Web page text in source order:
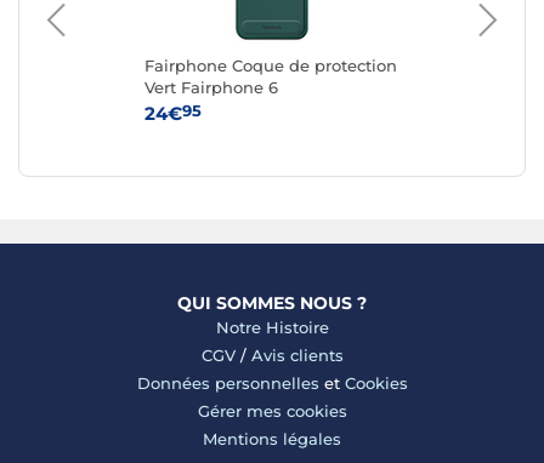
Fairphone Coque de protection
Vert Fairphone 6
24€95
QUI SOMMES NOUS ?
Notre Histoire
CGV/ Avis clients
Données personnelles et Cookies
Gérer mes cookies
Mentions légales